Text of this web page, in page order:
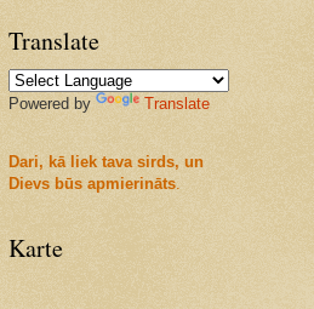
Translate
Powered by Translate
Dari, kā liek tava sirds, un
Dievs būs apmierināts.
Karte